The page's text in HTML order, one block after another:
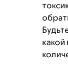
какой